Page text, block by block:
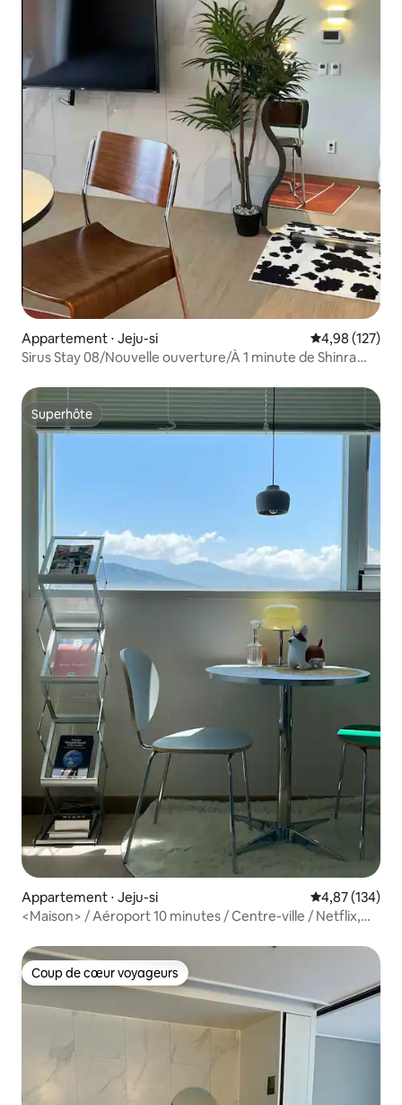
Appartement ⋅ Jeju-si Évaluation
4,98 (127)
Sirus Stay 08/Nouvelle ouverture/À 1 minute de Shinra
séjour/Vivre un mois
Superhôte
Superhôte
Appartement ⋅ Jeju-si Évaluation
4,87 (134)
<Maison> / Aéroport 10 minutes / Centre-ville / Netflix,
Coup de cœur voyageurs
Coup de cœur voyageurs